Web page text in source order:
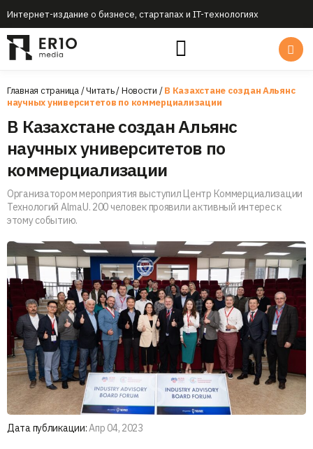
Интернет-издание о бизнесе, стартапах и IT-технологиях
Главная страница/Читать/Новости /В Казахстане создан Альянс
научных университетов по коммерциализации
В Казахстане создан Альянс
научных университетов по
коммерциализации
Организатором мероприятия выступил Центр Коммерциализации
Технологий AlmaU. 200 человек проявили активный интерес к
этому событию.
Дата публикации:Апр 04, 2023